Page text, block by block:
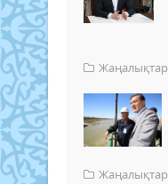
Жаңалықтар
Жаңалықтар